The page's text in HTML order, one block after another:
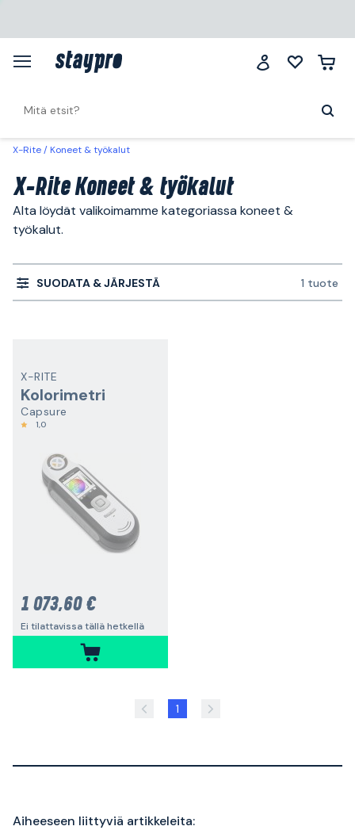
X-Rite Koneet & työkalut
X-Rite Koneet & työkalut
Alta löydät valikoimamme kategoriassa koneet &
työkalut.
SUODATA & JÄRJESTÄ 1 tuote
X-RITE
Kolorimetri
Capsure
1,0
1 073,60 €
Ei tilattavissa tällä hetkellä
1
Aiheeseen liittyviä artikkeleita: